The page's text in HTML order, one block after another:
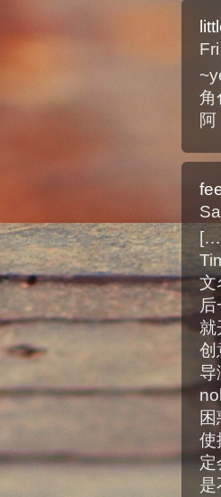
角
阿
文
就
创
导
使
定
是